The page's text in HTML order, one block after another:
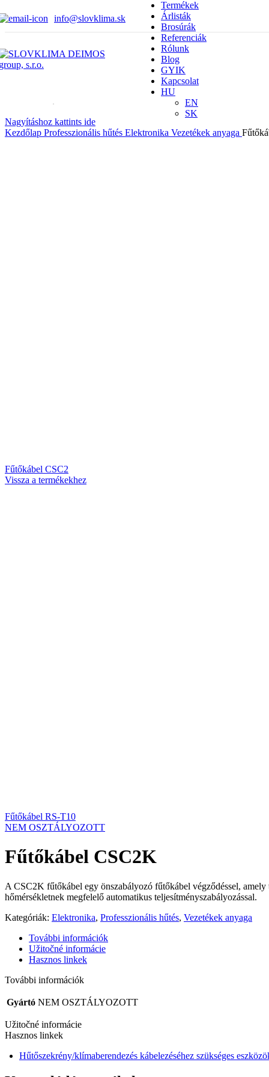
info@slovklima.sk
Termékek
Árlisták
Brosúrák
Referenciák
Rólunk
Blog
GYIK
Kapcsolat
HU
EN
SK
Nagyításhoz kattints ide
Kezdőlap Professzionális hűtés Elektronika Vezetékek anyaga
Fűtőkábel CSC2
Vissza a termékekhez
Fűtőkábel RS-T10
NEM OSZTÁLYOZOTT
Fűtőkábel CSC2K
A CSC2K fűtőkábel egy önszabályozó fűtőkábel végződéssel,
hőmérsékletnek megfelelő automatikus teljesítményszabályozással.
Kategóriák: Elektronika, Professzionális hűtés, Vezetékek anyaga
További információk
Užitočné informácie
Hasznos linkek
További információk
Gyártó NEM OSZTÁLYOZOTT
Užitočné informácie
Hasznos linkek
Hűtőszekrény/klímaberendezés kábelezéséhez szükséges